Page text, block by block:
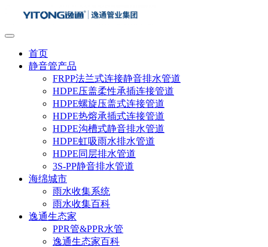
首页
静音管产品
FRPP法兰式连接静音排水管道
HDPE压盖柔性承插连接管道
HDPE螺旋压盖式连接管道
HDPE热熔承插式连接管道
HDPE沟槽式静音排水管道
HDPE虹吸雨水排水管道
HDPE同层排水管道
3S-PP静音排水管道
海绵城市
雨水收集系统
雨水收集百科
逸通生态家
PPR管&PPR水管
逸通生态家百科